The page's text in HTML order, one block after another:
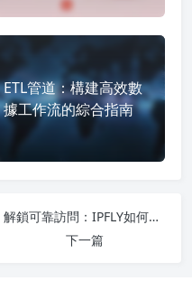
ETL管道：構建高效數
據工作流的綜合指南
解鎖可靠訪問：IPFLY如何增強KAT Torrent Torrent連接
下一篇